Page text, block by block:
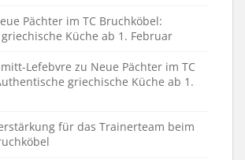
Pächter im TC Bruchköbel:
Küche ab 1. Februar
Lefebvre zu Neue Pächter im TC
griechische Küche ab 1.
für das Trainerteam beim